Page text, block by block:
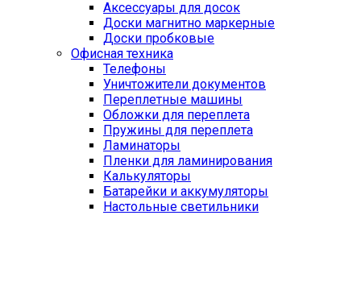
Аксессуары для досок
Доски магнитно маркерные
Доски пробковые
Офисная техника
Телефоны
Уничтожители документов
Переплетные машины
Обложки для переплета
Пружины для переплета
Ламинаторы
Пленки для ламинирования
Калькуляторы
Батарейки и аккумуляторы
Настольные светильники